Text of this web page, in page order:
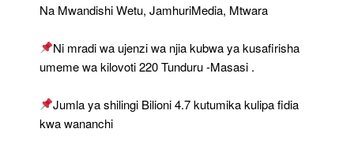
Fidia
Wananchi
Ujenzi
Miradi
Na Mwandishi Wetu, JamhuriMedia, Mtwara
Ni mradi wa ujenzi wa njia kubwa ya kusafirisha
umeme wa kilovoti 220 Tunduru -Masasi .
Jumla ya shilingi Bilioni 4.7 kutumika kulipa fidia
kwa wananchi